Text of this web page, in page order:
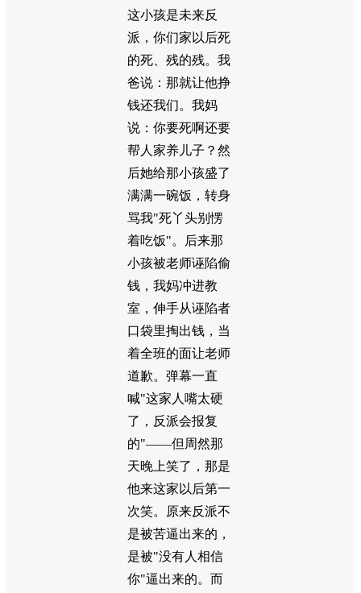
这小孩是未来反
派，你们家以后死
的死、残的残。我
爸说：那就让他挣
钱还我们。我妈
说：你要死啊还要
帮人家养儿子？然
后她给那小孩盛了
满满一碗饭，转身
骂我"死丫头别愣
着吃饭"。后来那
小孩被老师诬陷偷
钱，我妈冲进教
室，伸手从诬陷者
口袋里掏出钱，当
着全班的面让老师
道歉。弹幕一直
喊"这家人嘴太硬
了，反派会报复
的"——但周然那
天晚上笑了，那是
他来这家以后第一
次笑。原来反派不
是被苦逼出来的，
是被"没有人相信
你"逼出来的。而